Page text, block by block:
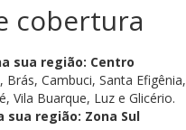
cobertura
sua região: Centro
Cambuci, Santa Efigênia,
Vila Buarque, Luz e Glicério.
região: Zona Sul